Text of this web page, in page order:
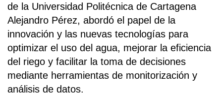
de la Universidad Politécnica de Cartagena
Alejandro Pérez, abordó el papel de la
innovación y las nuevas tecnologías para
optimizar el uso del agua, mejorar la eficiencia
del riego y facilitar la toma de decisiones
mediante herramientas de monitorización y
análisis de datos.